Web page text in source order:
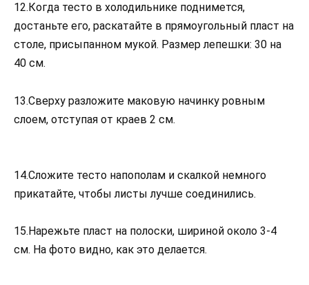
12.Когда тесто в холодильнике поднимется,
достаньте его, раскатайте в прямоугольный пласт на
столе, присыпанном мукой. Размер лепешки: 30 на
40 см.
13.Сверху разложите маковую начинку ровным
слоем, отступая от краев 2 см.
14.Сложите тесто напополам и скалкой немного
прикатайте, чтобы листы лучше соединились.
15.Нарежьте пласт на полоски, шириной около 3-4
см. На фото видно, как это делается.